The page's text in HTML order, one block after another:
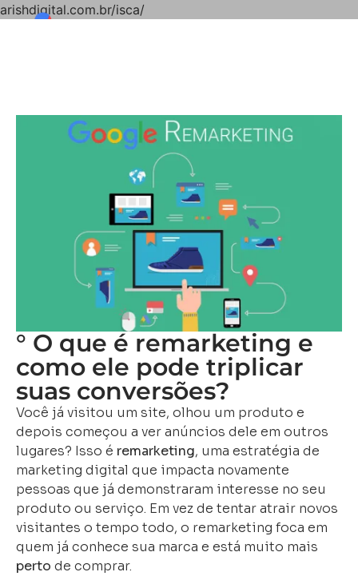
arishdigital.com.br/isca/
° O que é remarketing e
como ele pode triplicar
suas conversões?
Você já visitou um site, olhou um produto e
depois começou a ver anúncios dele em outros
lugares? Isso é remarketing, uma estratégia de
marketing digital que impacta novamente
pessoas que já demonstraram interesse no seu
produto ou serviço. Em vez de tentar atrair novos
visitantes o tempo todo, o remarketing foca em
quem já conhece sua marca e está muito mais
perto de comprar.